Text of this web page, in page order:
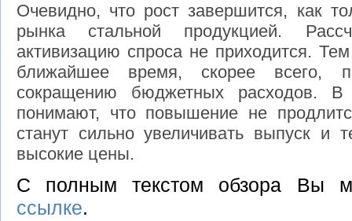
Очевидно, что рост завершится, как
рынка стальной продукцией.
активизацию спроса не приходится.
ближайшее время, скорее всего,
сокращению бюджетных расходов.
понимают, что повышение не
станут сильно увеличивать выпуск и
высокие цены.
С полным текстом обзора Вы
ссылке.